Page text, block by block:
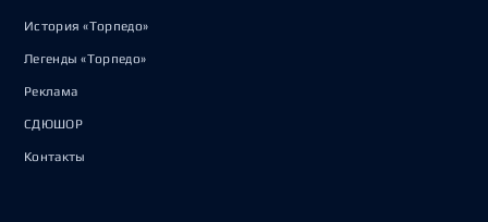
История «Торпедо»
Легенды «Торпедо»
Реклама
СДЮШОР
Контакты